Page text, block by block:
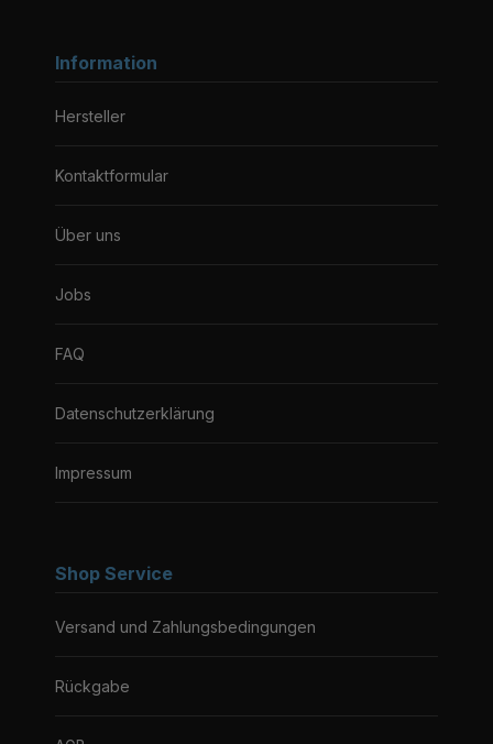
Information
Hersteller
Kontaktformular
Über uns
Jobs
FAQ
Datenschutzerklärung
Impressum
Shop Service
Versand und Zahlungsbedingungen
Rückgabe